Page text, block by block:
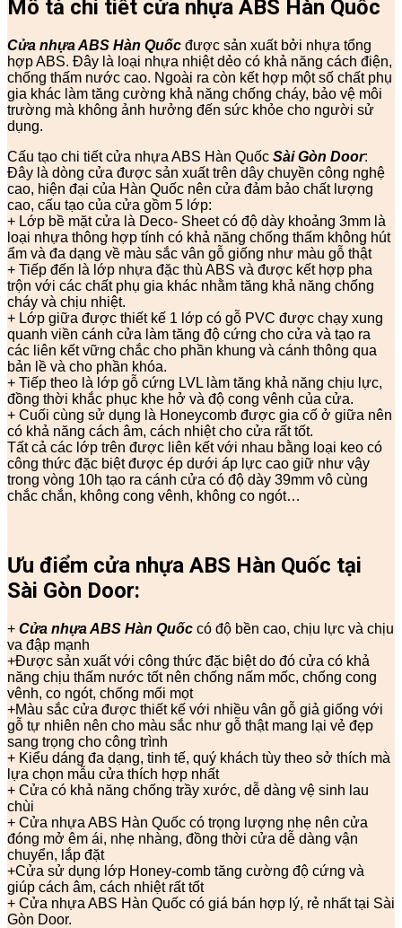
Mô tả chi tiết cửa nhựa ABS Hàn Quốc
Cửa nhựa ABS Hàn Quốc được sản xuất bởi nhựa tổng
hợp ABS. Đây là loại nhựa nhiệt dẻo có khả năng cách điện,
chống thấm nước cao. Ngoài ra còn kết hợp một số chất phụ
gia khác làm tăng cường khả năng chống cháy, bảo vệ môi
trường mà không ảnh hưởng đến sức khỏe cho người sử
dụng.
Cấu tạo chi tiết cửa nhựa ABS Hàn Quốc Sài Gòn Door:
Đây là dòng cửa được sản xuất trên dây chuyền công nghệ
cao, hiện đại của Hàn Quốc nên cửa đảm bảo chất lượng
cao, cấu tạo của cửa gồm 5 lớp:
+ Lớp bề mặt cửa là Deco- Sheet có độ dày khoảng 3mm là
loại nhựa thông hợp tính có khả năng chống thấm không hút
ẩm và đa dạng về màu sắc vân gỗ giống như màu gỗ thật
+ Tiếp đến là lớp nhựa đặc thù ABS và được kết hợp pha
trộn với các chất phụ gia khác nhằm tăng khả năng chống
cháy và chịu nhiệt.
+ Lớp giữa được thiết kế 1 lớp có gỗ PVC được chạy xung
quanh viền cánh cửa làm tăng độ cứng cho cửa và tạo ra
các liên kết vững chắc cho phần khung và cánh thông qua
bản lề và cho phần khóa.
+ Tiếp theo là lớp gỗ cứng LVL làm tăng khả năng chịu lực,
đồng thời khắc phục khe hở và độ cong vênh của cửa.
+ Cuối cùng sử dụng là Honeycomb được gia cố ở giữa nên
có khả năng cách âm, cách nhiệt cho cửa rất tốt.
Tất cả các lớp trên được liên kết với nhau bằng loại keo có
công thức đặc biệt được ép dưới áp lực cao giữ như vậy
trong vòng 10h tạo ra cánh cửa có độ dày 39mm vô cùng
chắc chắn, không cong vênh, không co ngót…
Ưu điểm cửa nhựa ABS Hàn Quốc tại
Sài Gòn Door:
+ Cửa nhựa ABS Hàn Quốc có độ bền cao, chịu lực và chịu
va đập mạnh
+Được sản xuất với công thức đặc biệt do đó cửa có khả
năng chịu thấm nước tốt nên chống nấm mốc, chống cong
vênh, co ngót, chống mối mọt
+Màu sắc cửa được thiết kế với nhiều vân gỗ giả giống với
gỗ tự nhiên nên cho màu sắc như gỗ thật mang lại vẻ đẹp
sang trọng cho công trình
+ Kiểu dáng đa dạng, tinh tế, quý khách tùy theo sở thích mà
lựa chọn mẫu cửa thích hợp nhất
+ Cửa có khả năng chống trầy xước, dễ dàng vệ sinh lau
chùi
+ Cửa nhựa ABS Hàn Quốc có trọng lượng nhẹ nên cửa
đóng mở êm ái, nhẹ nhàng, đồng thời cửa dễ dàng vận
chuyển, lắp đặt
+Cửa sử dụng lớp Honey-comb tăng cường độ cứng và
giúp cách âm, cách nhiệt rất tốt
+ Cửa nhựa ABS Hàn Quốc có giá bán hợp lý, rẻ nhất tại Sài
Gòn Door.